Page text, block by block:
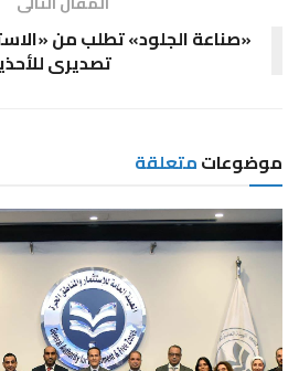
«صناعة الجلود» تطلب من
تصديرى
موضوعاتمتعلقة